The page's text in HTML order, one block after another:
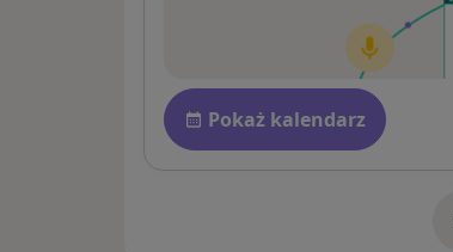
Dostępność
Pokaż kalendarz